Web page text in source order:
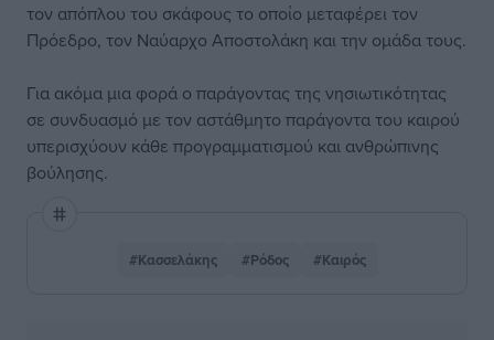
τον απόπλου του σκάφους το οποίο μεταφέρει τον
Πρόεδρο, τον Ναύαρχο Αποστολάκη και την ομάδα τους.
Για ακόμα μια φορά ο παράγοντας της νησιωτικότητας
σε συνδυασμό με τον αστάθμητο παράγοντα του καιρού
υπερισχύουν κάθε προγραμματισμού και ανθρώπινης
βούλησης.
#Κασσελάκης #Ρόδος #Καιρός